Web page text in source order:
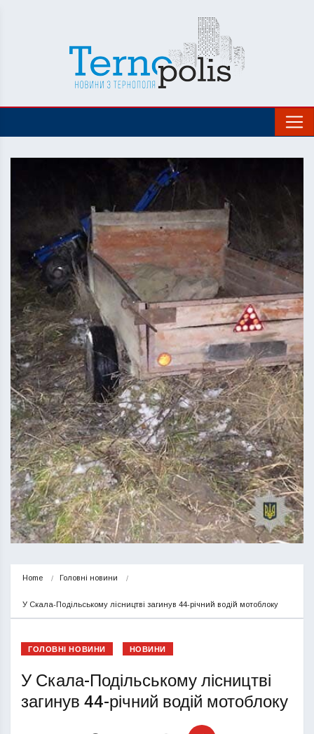
Home Головні новини
У Скала-Подільському лісництві загинув 44-річний водій мотоблоку
ГОЛОВНІ НОВИНИ НОВИНИ
У Скала-Подільському лісництві
загинув 44-річний водій мотоблоку